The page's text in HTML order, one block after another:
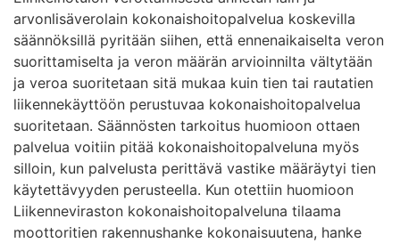
arvonlisäverolain kokonaishoitopalvelua koskevilla
säännöksillä pyritään siihen, että ennenaikaiselta veron
suorittamiselta ja veron määrän arvioinnilta vältytään
ja veroa suoritetaan sitä mukaa kuin tien tai rautatien
liikennekäyttöön perustuvaa kokonaishoitopalvelua
suoritetaan. Säännösten tarkoitus huomioon ottaen
palvelua voitiin pitää kokonaishoitopalveluna myös
silloin, kun palvelusta perittävä vastike määräytyi tien
käytettävyyden perusteella. Kun otettiin huomioon
Liikenneviraston kokonaishoitopalveluna tilaama
moottoritien rakennushanke kokonaisuutena, hanke